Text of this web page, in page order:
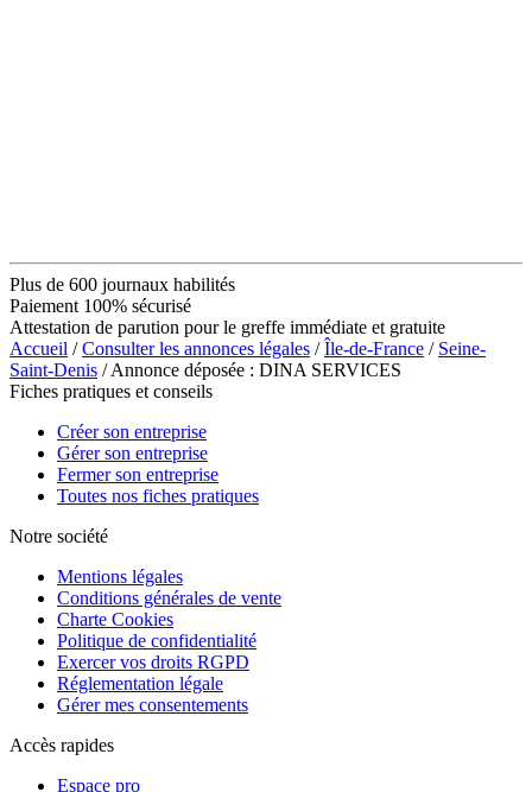
Plus de 600 journaux habilités
Paiement 100% sécurisé
Attestation de parution pour le greffe immédiate et gratuite
Accueil /Consulter les annonces légales /Île-de-France / Seine-
Saint-Denis / Annonce déposée : DINA SERVICES
Fiches pratiques et conseils
Créer son entreprise
Gérer son entreprise
Fermer son entreprise
Toutes nos fiches pratiques
Notre société
Mentions légales
Conditions générales de vente
Charte Cookies
Politique de confidentialité
Exercer vos droits RGPD
Réglementation légale
Gérer mes consentements
Accès rapides
Espace pro